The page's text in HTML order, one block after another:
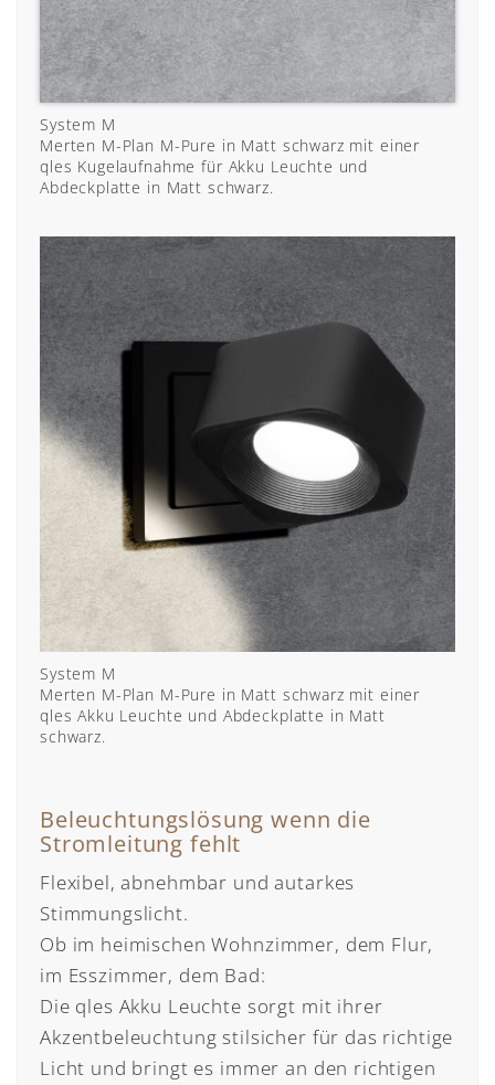
System M
Merten M-Plan M-Pure in Matt schwarz mit einer
qles Kugelaufnahme für Akku Leuchte und
Abdeckplatte in Matt schwarz.
System M
Merten M-Plan M-Pure in Matt schwarz mit einer
qles Akku Leuchte und Abdeckplatte in Matt
schwarz.
Beleuchtungslösung wenn die
Stromleitung fehlt
Flexibel, abnehmbar und autarkes
Stimmungslicht.
Ob im heimischen Wohnzimmer, dem Flur,
im Esszimmer, dem Bad:
Die qles Akku Leuchte sorgt mit ihrer
Akzentbeleuchtung stilsicher für das richtige
Licht und bringt es immer an den richtigen